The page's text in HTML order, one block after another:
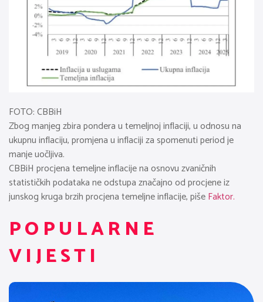
FOTO: CBBiH
Zbog manjeg zbira pondera u temeljnoj inflaciji, u odnosu na
ukupnu inflaciju, promjena u inflaciji za spomenuti period je
manje uočljiva.
CBBiH procjena temeljne inflacije na osnovu zvaničnih
statističkih podataka ne odstupa značajno od procjene iz
junskog kruga brzih procjena temeljne inflacije, pišeFaktor.
POPULARNE
VIJESTI